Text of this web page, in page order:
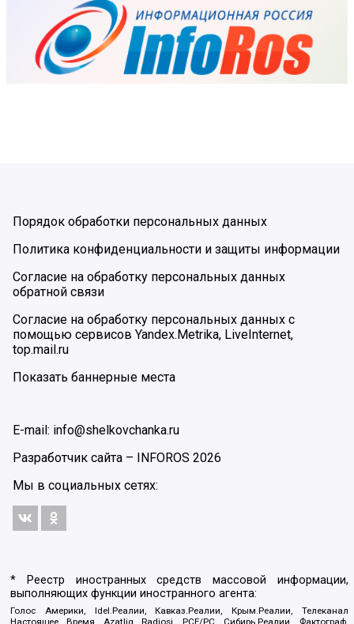
Порядок обработки персональных данных
Политика конфиденциальности и защиты информации
Согласие на обработку персональных данных
обратной связи
Согласие на обработку персональных данных с
помощью сервисов Yandex.Metrika, LiveInternet,
top.mail.ru
Показать баннерные места
E-mail: info@shelkovchanka.ru
Разработчик сайта –
INFOROS 2026
Мы в социальных сетях:
* Реестр иностранных средств массовой информации,
выполняющих функции иностранного агента:
Голос Америки, Idel.Реалии, Кавказ.Реалии, Крым.Реалии, Телеканал
Настоящее Время, Azatliq Radiosi, PCE/PC, Сибирь.Реалии, Фактограф,